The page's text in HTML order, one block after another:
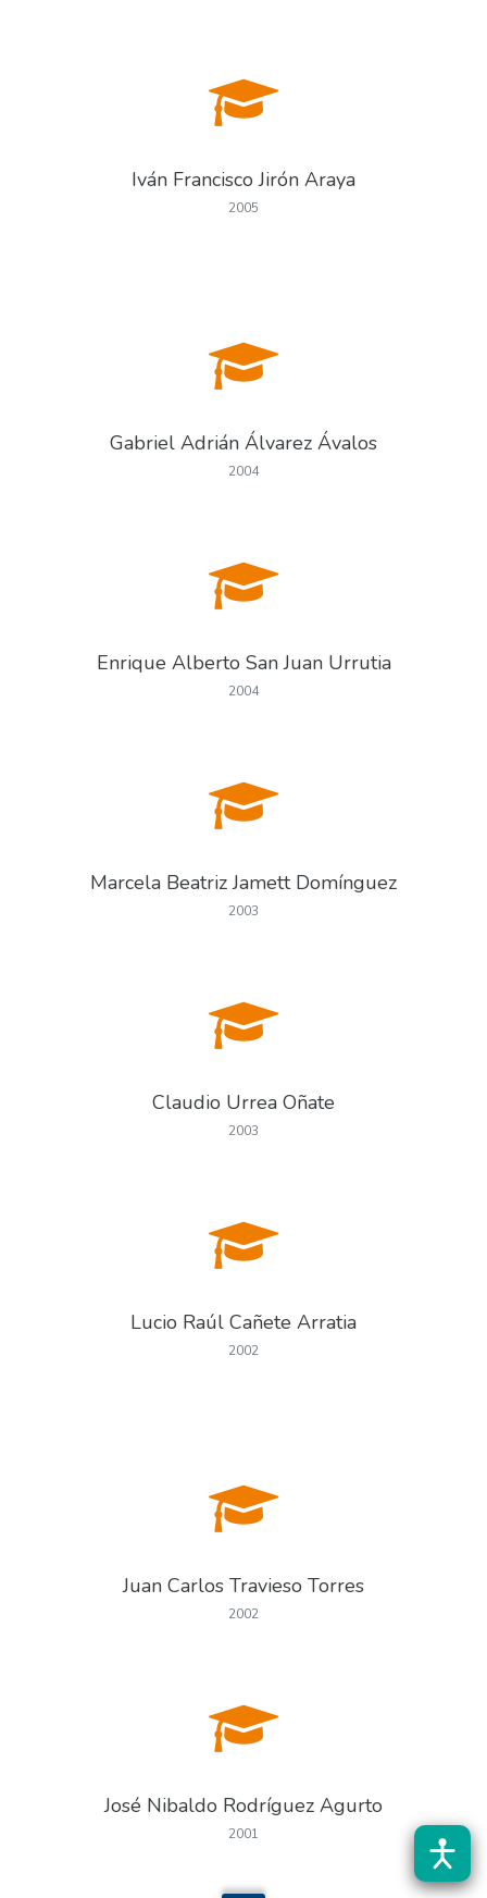
Iván Francisco Jirón Araya
2005
Gabriel Adrián Álvarez Ávalos
2004
Enrique Alberto San Juan Urrutia
2004
Marcela Beatriz Jamett Domínguez
2003
Claudio Urrea Oñate
2003
Lucio Raúl Cañete Arratia
2002
Juan Carlos Travieso Torres
2002
José Nibaldo Rodríguez Agurto
2001